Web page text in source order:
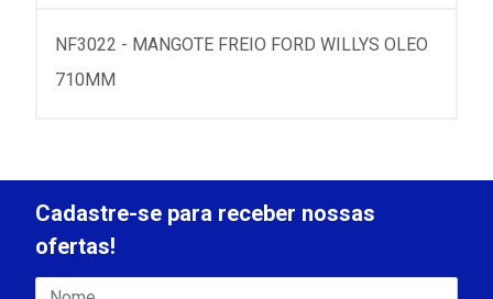
NF3022 - MANGOTE FREIO FORD WILLYS OLEO
710MM
Cadastre-se para receber nossas
ofertas!